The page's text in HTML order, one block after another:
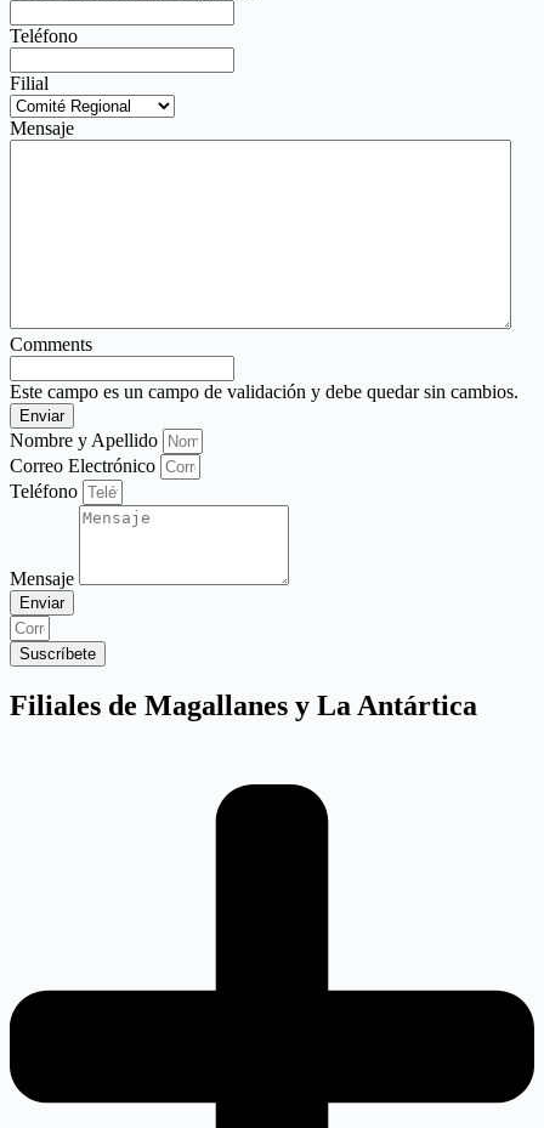
Teléfono
Filial
Mensaje
Comments
Este campo es un campo de validación y debe quedar sin cambios.
Nombre y Apellido
Correo Electrónico
Teléfono
Mensaje
Enviar
Suscríbete
Filiales de Magallanes y La Antártica